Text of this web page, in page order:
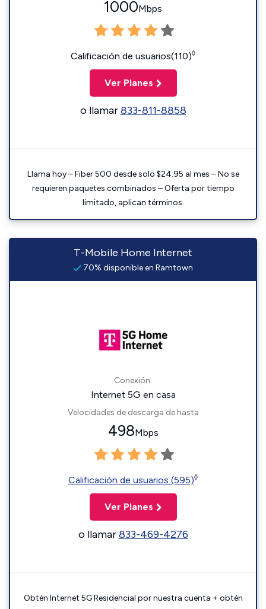
1000Mbps
Calificación de usuarios(110)◊
Ver Planes
o llamar833-811-8858
Llama hoy – Fiber 500 desde solo $24.95 al mes – No se
requieren paquetes combinados – Oferta por tiempo
limitado, aplican términos.
T-Mobile Home Internet
70% disponible en Ramtown
Conexión:
Internet 5G en casa
Velocidades de descarga de hasta
498Mbps
Calificación de usuarios (595)◊
Ver Planes
o llamar833-469-4276
Obtén Internet 5G Residencial por nuestra cuenta + obtén